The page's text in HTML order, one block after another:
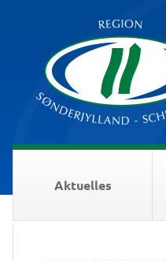
Aktuelles